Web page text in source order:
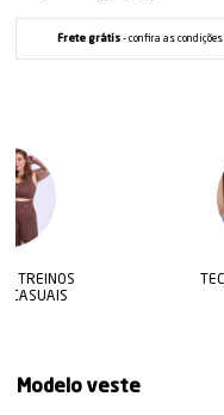
Frete grátis- confira as condições
TECIDO STYLE WAVE
Modelo veste